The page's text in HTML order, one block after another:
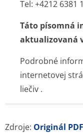
Tel: +4212 6381
Táto písomná
aktualizovaná
Podrobné
internetovej
liečiv .
Zdroje: Originál